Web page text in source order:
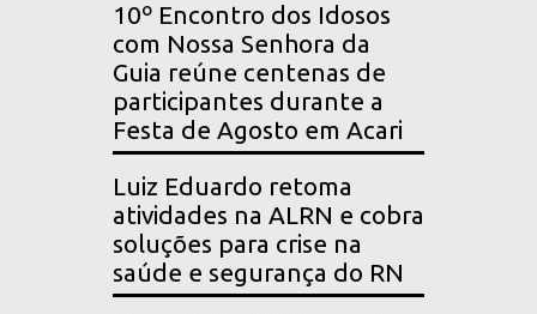
10º Encontro dos Idosos
com Nossa Senhora da
Guia reúne centenas de
participantes durante a
Festa de Agosto em Acari
Luiz Eduardo retoma
atividades na ALRN e cobra
soluções para crise na
saúde e segurança do RN